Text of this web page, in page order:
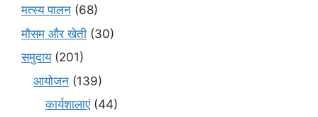
मत्स्य पालन (68)
मौसम और खेती (30)
समुदाय(201)
आयोजन (139)
कार्यशालाएं(44)